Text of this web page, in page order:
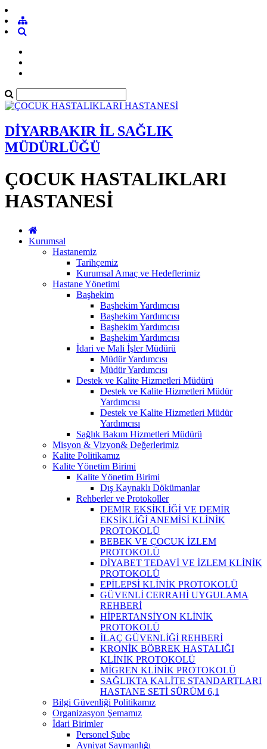
DİYARBAKIR İL SAĞLIK
MÜDÜRLÜĞÜ
ÇOCUK HASTALIKLARI
HASTANESİ
Kurumsal
Hastanemiz
Tarihçemiz
Kurumsal Amaç ve Hedeflerimiz
Hastane Yönetimi
Başhekim
Başhekim Yardımcısı
Başhekim Yardımcısı
Başhekim Yardımcısı
Başhekim Yardımcısı
İdari ve Mali İşler Müdürü
Müdür Yardımcısı
Müdür Yardımcısı
Destek ve Kalite Hizmetleri Müdürü
Destek ve Kalite Hizmetleri Müdür
Yardımcısı
Destek ve Kalite Hizmetleri Müdür
Yardımcısı
Sağlık Bakım Hizmetleri Müdürü
Misyon & Vizyon& Değerlerimiz
Kalite Politikamız
Kalite Yönetim Birimi
Kalite Yönetim Birimi
Dış Kaynaklı Dökümanlar
Rehberler ve Protokoller
DEMİR EKSİKLİĞİ VE DEMİR
EKSİKLİĞİ ANEMİSİ KLİNİK
PROTOKOLÜ
BEBEK VE ÇOCUK İZLEM
PROTOKOLÜ
DİYABET TEDAVİ VE İZLEM KLİNİK
PROTOKOLÜ
EPİLEPSİ KLİNİK PROTOKOLÜ
GÜVENLİ CERRAHİ UYGULAMA
REHBERİ
HİPERTANSİYON KLİNİK
PROTOKOLÜ
İLAÇ GÜVENLİĞİ REHBERİ
KRONİK BÖBREK HASTALIĞI
KLİNİK PROTOKOLÜ
MİGREN KLİNİK PROTOKOLÜ
SAĞLIKTA KALİTE STANDARTLARI
HASTANE SETİ SÜRÜM 6,1
Bilgi Güvenliği Politikamız
Organizasyon Şemamız
İdari Birimler
Personel Şube
Ayniyat Saymanlığı